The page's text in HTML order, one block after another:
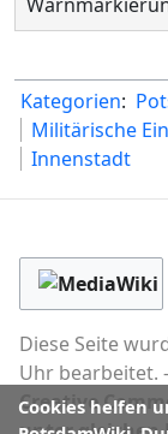
Kategorien:
Militärische
Innenstadt
Cookies helfen
Diese Seite
Uhr bearbeitet.
Creative